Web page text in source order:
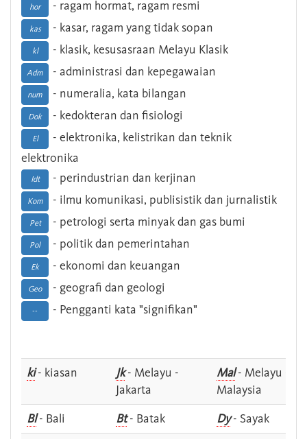
hor - ragam hormat, ragam resmi
kas - kasar, ragam yang tidak sopan
kl - klasik, kesusasraan Melayu Klasik
Adm - administrasi dan kepegawaian
num - numeralia, kata bilangan
Dok - kedokteran dan fisiologi
El
- elektronika, kelistrikan dan teknik
elektronika
Idt - perindustrian dan kerjinan
Kom - ilmu komunikasi, publisistik dan jurnalistik
Pet - petrologi serta minyak dan gas bumi
Pol - politik dan pemerintahan
Ek - ekonomi dan keuangan
Geo - geografi dan geologi
-- - Pengganti kata "signifikan"
ki- kiasan Jk- Melayu -
Jakarta
Mal- Melayu -
Malaysia
Bl- Bali Bt- Batak Dy- Sayak